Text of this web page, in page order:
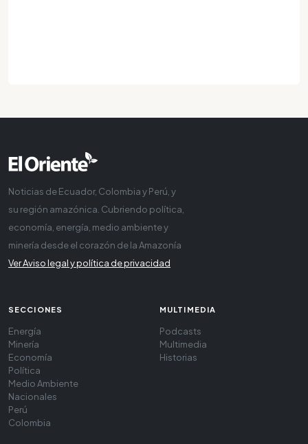
Noticias de Ecuador, Colombia y Perú, y
su región amazónica. Cubriendo política,
economía, energía, medio ambiente y
minería desde el corazón de la Amazonía
Ver Aviso legal y política de privacidad
SECCIONES
Energía
Minería
Economía
Política
Medio Ambiente
Nacionales
Perú
Colombia
MULTIMEDIA
Podcasts
Multimedia
Historias